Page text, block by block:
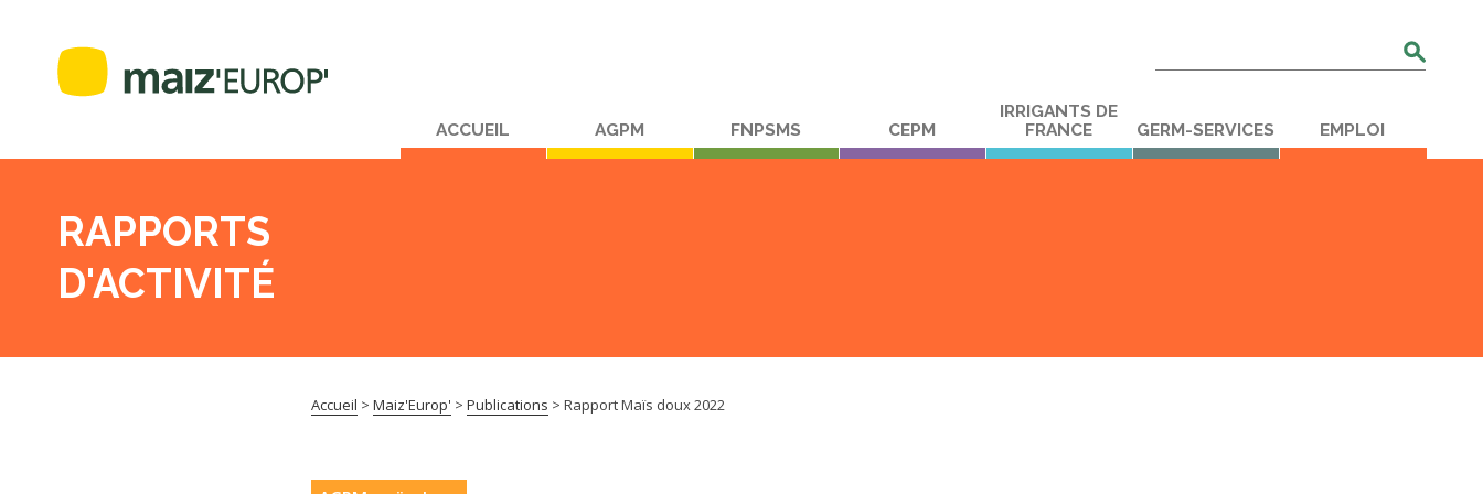
:
ACCUEIL AGPM FNPSMS CEPM
IRRIGANTS DE
FRANCE
GERM-SERVICES EMPLOI
RAPPORTS
D'ACTIVITÉ
Accueil > Maiz'Europ' > Publications > Rapport Maïs doux 2022